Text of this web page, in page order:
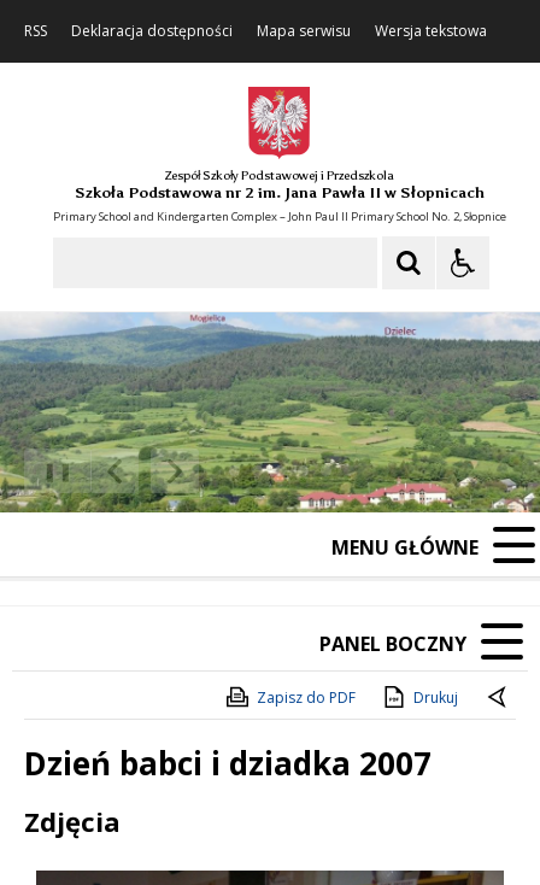
RSS Deklaracja dostępności Mapa serwisu Wersja tekstowa
Zespół Szkoły Podstawowej i Przedszkola
Szkoła Podstawowa nr 2 im. Jana Pawła II w Słopnicach
Primary School and Kindergarten Complex – John Paul II Primary School No. 2, Słopnice
Poprzedni Element
Następny Element
❚❚
MENU GŁÓWNE
PANEL BOCZNY
Zapisz do PDF Drukuj
Dzień babci i dziadka 2007
Treść
Zdjęcia